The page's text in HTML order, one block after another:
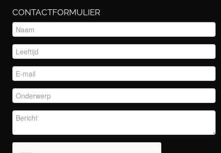
CONTACTFORMULIER